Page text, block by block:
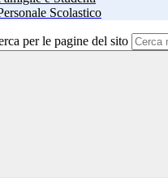
Scolastico
per le pagine del sito